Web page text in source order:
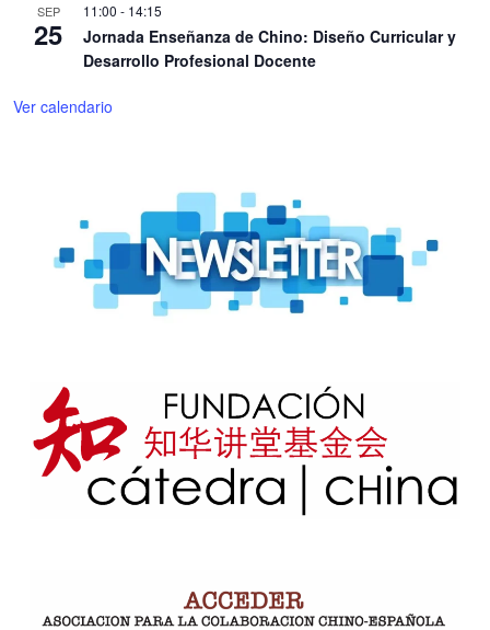
SEP
25
11:00 - 14:15
Jornada Enseñanza de Chino: Diseño Curricular y
Desarrollo Profesional Docente
Ver calendario